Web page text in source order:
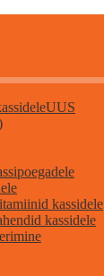
UUS
kassidele
kassidele